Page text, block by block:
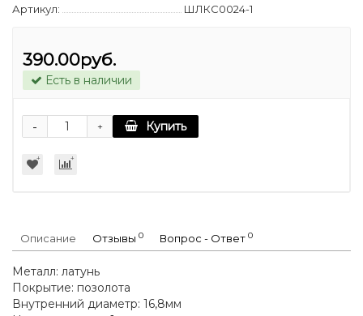
Артикул:
ШЛКС0024-1
390.00руб.
Есть в наличии
+
- Купить
Описание Отзывы 0 Вопрос - Ответ 0
Металл: латунь
Покрытие: позолота
Внутренний диаметр: 16,8мм